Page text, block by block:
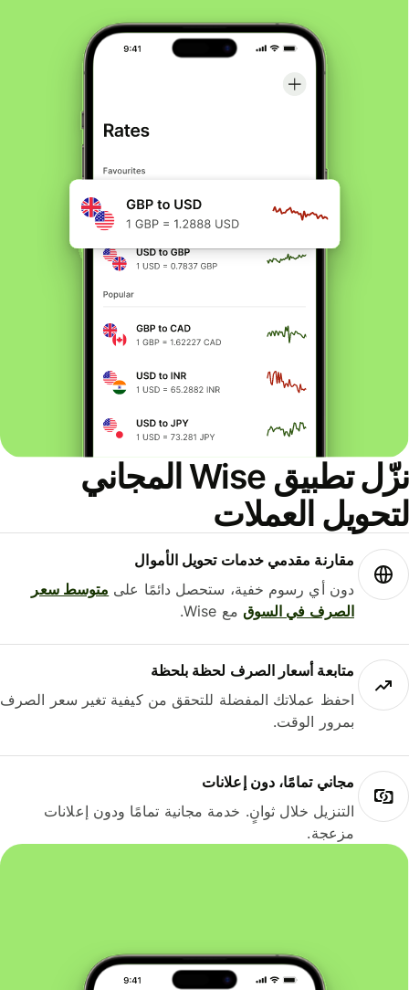
نزّل تطبيق Wise المجاني
العملات
مقارنة مقدمي خدمات تحويل الأموال
دون أي رسوم خفية، ستحصل دائمًا علىمتوسط ​​سعر
الصرف في السوقمع Wise.
متابعة أسعار الصرف لحظة بلحظة
احفظ عملاتك المفضلة للتحقق من كيفية تغير سعر الصرف
بمرور الوقت.
مجاني تمامًا، دون إعلانات
التنزيل خلال ثوانٍ. خدمة مجانية تمامًا ودون إعلانات
مزعجة.